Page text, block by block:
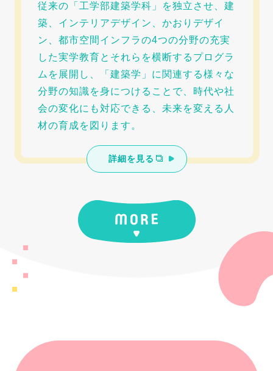
従来の「工学部建築学科」を独立させ、建
築、インテリアデザイン、かおりデザイ
ン、都市空間インフラの4つの分野の充実
した実学教育とそれらを横断するプログラ
ムを展開し、「建築学」に関連する様々な
分野の知識を身につけることで、時代や社
会の変化にも対応できる、未来を変える人
材の育成を図ります。
詳細を見る